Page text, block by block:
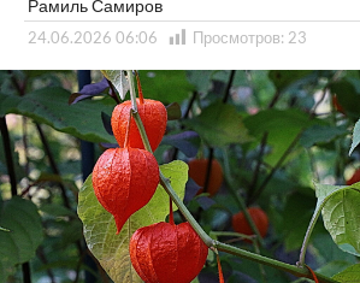
Рамиль Самиров
24.06.2026 06:06 Просмотров: 23